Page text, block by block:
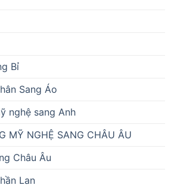
Bỉ
Sang Áo
nghệ sang Anh
MỸ NGHỆ SANG CHÂU ÂU
Châu Âu
Lan